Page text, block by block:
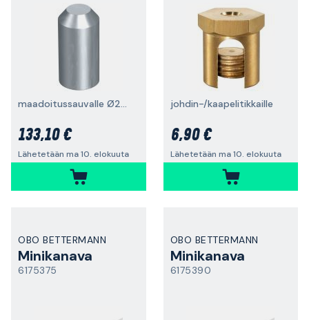
maadoitussauvalle Ø20 mm
133,10 €
Lähetetään ma 10. elokuuta
johdin-/kaapelitikkaille
6,90 €
Lähetetään ma 10. elokuuta
OBO BETTERMANN
Minikanava
6175375
OBO BETTERMANN
Minikanava
6175390